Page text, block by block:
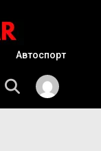
Автоспорт